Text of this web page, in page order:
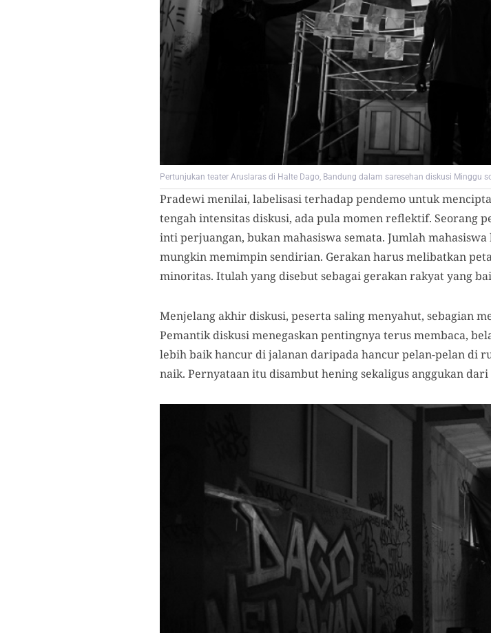
Pertunjukan teater Aruslaras di Halte Dago, Bandung dalam saresehan diskusi Minggu
Pradewimenilai, labelisasi terhadap pendemo untuk
tengah intensitas diskusi, ada pula momen reflektif. Seorang
inti perjuangan, bukan mahasiswa semata. Jumlah
mungkin memimpin sendirian. Gerakan harus melibatkan
minoritas. Itulah yang disebut sebagai gerakan rakyat yang
Menjelang akhir diskusi, peserta saling menyahut, sebagian
Pemantik diskusi menegaskan pentingnya terus membaca,
lebih baik hancur di jalanan daripada hancur pelan-pelan di
naik. Pernyataan itu disambut hening sekaligus anggukan